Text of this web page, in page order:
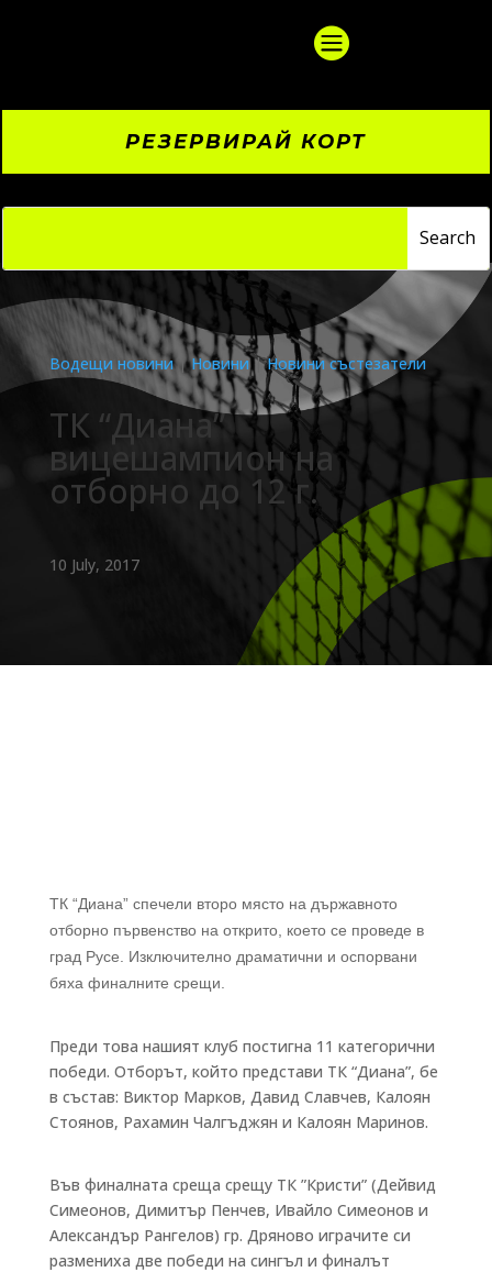

РЕЗЕРВИРАЙ КОРТ
Водещи новини|Новини|Новини състезатели
ТК “Диана”
вицешампион на
отборно до 12 г.
10 July, 2017
ТК “Диана” спечели второ място на държавното
отборно първенство на открито, което се проведе в
град Русе. Изключително драматични и оспорвани
бяха финалните срещи.
Преди това нашият клуб постигна 11 категорични
победи. Отборът, който представи ТК “Диана”, бе
в състав: Виктор Марков, Давид Славчев, Калоян
Стоянов, Рахамин Чалгъджян и Калоян Маринов.
Във финалната среща срещу ТК ”Кристи” (Дейвид
Симеонов, Димитър Пенчев, Ивайло Симеонов и
Александър Рангелов) гр. Дряново играчите си
размениха две победи на сингъл и финалът